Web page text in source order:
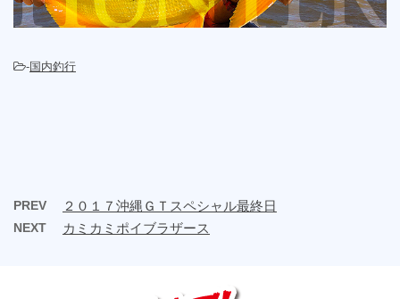
-国内釣行
PREV ２０１７沖縄ＧＴスペシャル最終日
NEXT カミカミポイブラザース